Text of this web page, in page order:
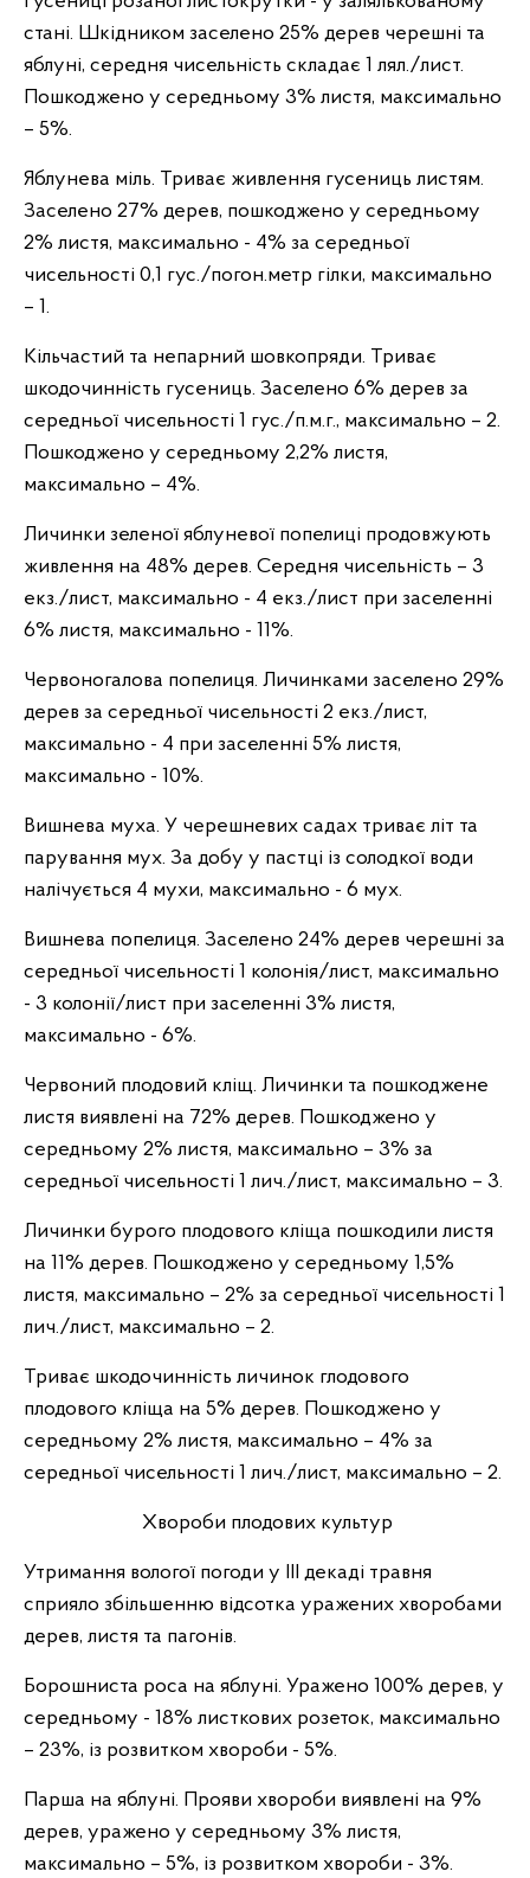
стані. Шкідником заселено 25% дерев черешні та
яблуні, середня чисельність складає 1 лял./лист.
Пошкоджено у середньому 3% листя, максимально
– 5%.
Яблунева міль. Триває живлення гусениць листям.
Заселено 27% дерев, пошкоджено у середньому
2% листя, максимально - 4% за середньої
чисельності 0,1 гус./погон.метр гілки, максимально
– 1.
Кільчастий та непарний шовкопряди. Триває
шкодочинність гусениць. Заселено 6% дерев за
середньої чисельності 1 гус./п.м.г., максимально – 2.
Пошкоджено у середньому 2,2% листя,
максимально – 4%.
Личинки зеленої яблуневої попелиці продовжують
живлення на 48% дерев. Середня чисельність – 3
екз./лист, максимально - 4 екз./лист при заселенні
6% листя, максимально - 11%.
Червоногалова попелиця. Личинками заселено 29%
дерев за середньої чисельності 2 екз./лист,
максимально - 4 при заселенні 5% листя,
максимально - 10%.
Вишнева муха. У черешневих садах триває літ та
парування мух. За добу у пастці із солодкої води
налічується 4 мухи, максимально - 6 мух.
Вишнева попелиця. Заселено 24% дерев черешні за
середньої чисельності 1 колонія/лист, максимально
- 3 колонії/лист при заселенні 3% листя,
максимально - 6%.
Червоний плодовий кліщ. Личинки та пошкоджене
листя виявлені на 72% дерев. Пошкоджено у
середньому 2% листя, максимально – 3% за
середньої чисельності 1 лич./лист, максимально – 3.
Личинки бурого плодового кліща пошкодили листя
на 11% дерев. Пошкоджено у середньому 1,5%
листя, максимально – 2% за середньої чисельності 1
лич./лист, максимально – 2.
Триває шкодочинність личинок глодового
плодового кліща на 5% дерев. Пошкоджено у
середньому 2% листя, максимально – 4% за
середньої чисельності 1 лич./лист, максимально – 2.
Хвороби плодових культур
Утримання вологої погоди у ІІІ декаді травня
сприяло збільшенню відсотка уражених хворобами
дерев, листя та пагонів.
Борошниста роса на яблуні. Уражено 100% дерев, у
середньому - 18% листкових розеток, максимально
– 23%, із розвитком хвороби - 5%.
Парша на яблуні. Прояви хвороби виявлені на 9%
дерев, уражено у середньому 3% листя,
максимально – 5%, із розвитком хвороби - 3%.